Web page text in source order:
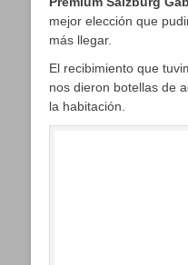
mejor elección que
más llegar.
El recibimiento que
nos dieron botellas de
la habitación.